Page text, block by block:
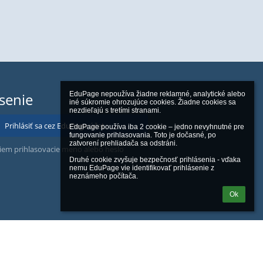
EduPage nepoužíva žiadne reklamné, analytické alebo
iné súkromie ohrozujúce cookies. Žiadne cookies sa
nezdieľajú s tretími stranami.
EduPage používa iba 2 cookie – jedno nevyhnutné pre
fungovanie prihlasovania. Toto je dočasné, po
zatvorení prehliadača sa odstráni.
Druhé cookie zvyšuje bezpečnosť prihlásenia - vďaka
nemu EduPage vie identifikovať prihlásenie z
neznámeho počítača.
Ok
Prihlásiť sa cez EduPage účet
prihlasovacie meno alebo heslo